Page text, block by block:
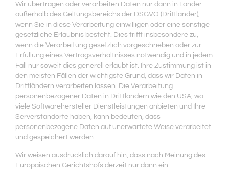
Wir übertragen oder verarbeiten Daten nur dann in Länder
außerhalb des Geltungsbereichs der DSGVO (Drittländer),
wenn Sie in diese Verarbeitung einwilligen oder eine sonstige
gesetzliche Erlaubnis besteht. Dies trifft insbesondere zu,
wenn die Verarbeitung gesetzlich vorgeschrieben oder zur
Erfüllung eines Vertragsverhältnisses notwendig und in jedem
Fall nur soweit dies generell erlaubt ist. Ihre Zustimmung ist in
den meisten Fällen der wichtigste Grund, dass wir Daten in
Drittländern verarbeiten lassen. Die Verarbeitung
personenbezogener Daten in Drittländern wie den USA, wo
viele Softwarehersteller Dienstleistungen anbieten und Ihre
Serverstandorte haben, kann bedeuten, dass
personenbezogene Daten auf unerwartete Weise verarbeitet
und gespeichert werden.
Wir weisen ausdrücklich darauf hin, dass nach Meinung des
Europäischen Gerichtshofs derzeit nur dann ein